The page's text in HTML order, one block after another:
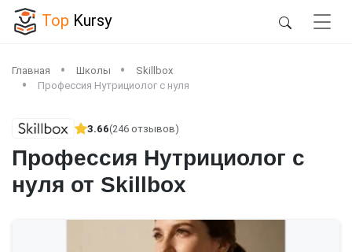
Top Kursy
Главная Школы
Skillbox
Профессия Нутрициолог с нуля
3.66(246 отзывов)
Профессия Нутрициолог с
нуля от Skillbox